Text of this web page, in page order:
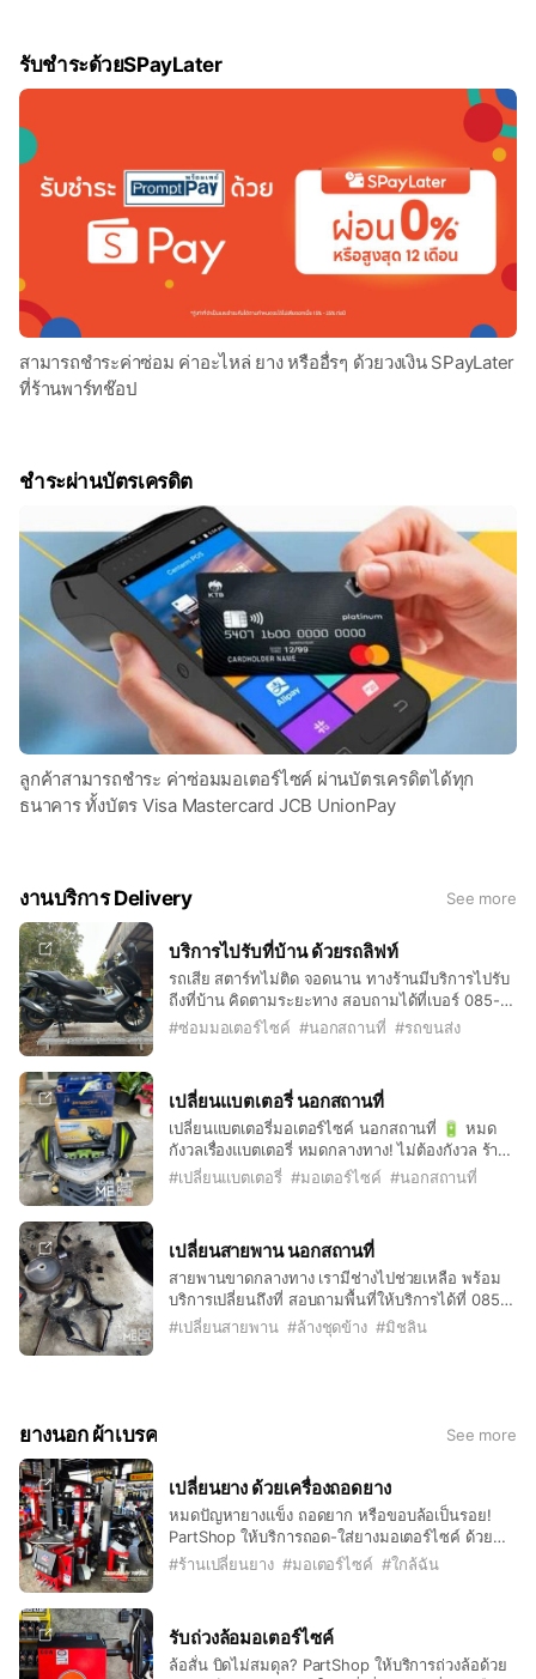
รับชำระด้วยSPayLater
สามารถชำระค่าซ่อม ค่าอะไหล่ ยาง หรืออื่รๆ ด้วยวงเงิน SPayLater
ที่ร้านพาร์ทช๊อป
ชำระผ่านบัตรเครดิต
ลูกค้าสามารถชำระ ค่าซ่อมมอเตอร์ไซค์ ผ่านบัตรเครดิตได้ทุก
ธนาคาร ทั้งบัตร Visa Mastercard JCB UnionPay
งานบริการ Delivery See more
บริการไปรับที่บ้าน ด้วยรถลิฟท์
รถเสีย สตาร์ทไม่ติด จอดนาน ทางร้านมีบริการไปรับ
ถีงที่บ้าน คิดตามระยะทาง สอบถามได้ที่เบอร์ 085-
082-1111
#ซ่อมมอเตอร์ไซค์ #นอกสถานที่ #รถขนส่ง
เปลี่ยนแบตเตอรี่ นอกสถานที่
เปลี่ยนแบตเตอรี่มอเตอร์ไซค์ นอกสถานที่ 🔋 หมด
กังวลเรื่องแบตเตอรี่ หมดกลางทาง! ไม่ต้องกังวล ร้า
นพาร์ทช๊อป มีบริการเปลี่ยนแบตเตอรี่ มอเตอร์ไซค์
#เปลี่ยนแบตเตอรี่ #มอเตอร์ไซค์ #นอกสถานที่
เปลี่ยนสายพาน นอกสถานที่
สายพานขาดกลางทาง เรามีช่างไปช่วยเหลือ พร้อม
บริการเปลี่ยนถึงที่ สอบถามพื้นที่ให้บริการได้ที่ 085-
082-1111
#เปลี่ยนสายพาน #ล้างชุดข้าง #มิชลิน
ยางนอก ผ้าเบรค See more
เปลี่ยนยาง ด้วยเครื่องถอดยาง
หมดปัญหายางแข็ง ถอดยาก หรือขอบล้อเป็นรอย!
PartShop ให้บริการถอด-ใส่ยางมอเตอร์ไซค์ ด้วย
เครื่องถอดยางคุณภาพสูง ลดความเสี่ยงที่ล้อจะเสีย
#ร้านเปลี่ยนยาง #มอเตอร์ไซค์ #ใกล้ฉัน
รับถ่วงล้อมอเตอร์ไซค์
ล้อสั่น บิดไม่สมดุล? PartShop ให้บริการถ่วงล้อด้วย